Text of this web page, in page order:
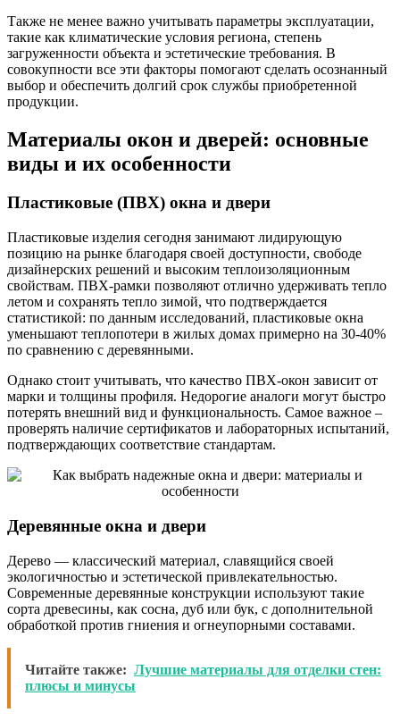
Также не менее важно учитывать параметры эксплуатации,
такие как климатические условия региона, степень
загруженности объекта и эстетические требования. В
совокупности все эти факторы помогают сделать осознанный
выбор и обеспечить долгий срок службы приобретенной
продукции.
Материалы окон и дверей: основные
виды и их особенности
Пластиковые (ПВХ) окна и двери
Пластиковые изделия сегодня занимают лидирующую
позицию на рынке благодаря своей доступности, свободе
дизайнерских решений и высоким теплоизоляционным
свойствам. ПВХ-рамки позволяют отлично удерживать тепло
летом и сохранять тепло зимой, что подтверждается
статистикой: по данным исследований, пластиковые окна
уменьшают теплопотери в жилых домах примерно на 30-40%
по сравнению с деревянными.
Однако стоит учитывать, что качество ПВХ-окон зависит от
марки и толщины профиля. Недорогие аналоги могут быстро
потерять внешний вид и функциональность. Самое важное –
проверять наличие сертификатов и лабораторных испытаний,
подтверждающих соответствие стандартам.
Деревянные окна и двери
Дерево — классический материал, славящийся своей
экологичностью и эстетической привлекательностью.
Современные деревянные конструкции используют такие
сорта древесины, как сосна, дуб или бук, с дополнительной
обработкой против гниения и огнеупорными составами.
Читайте также: Лучшие материалы для отделки стен:
плюсы и минусы